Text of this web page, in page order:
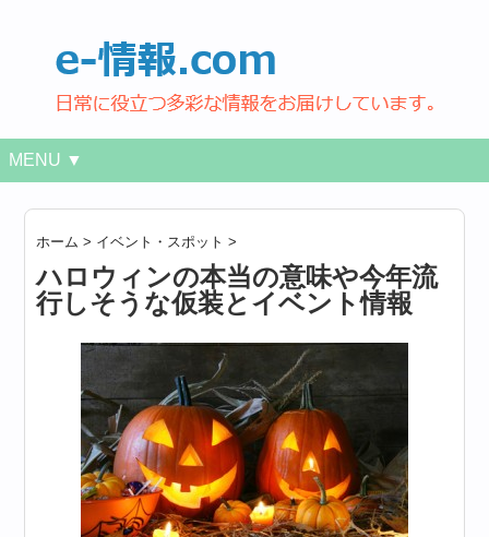
MENU ▼
ホーム > イベント・スポット >
ハロウィンの本当の意味や今年流
行しそうな仮装とイベント情報